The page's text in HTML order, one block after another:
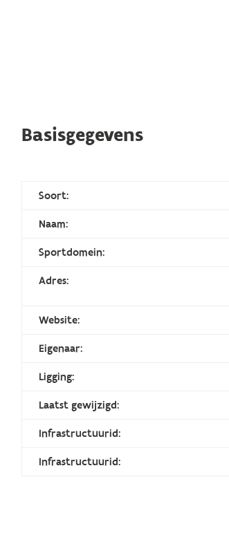
Basisgegevens
Soort:
Naam:
Sportdomein:
Adres:
Website:
Eigenaar:
Ligging:
Laatst gewijzigd:
Infrastructuurid:
Infrastructuurid: